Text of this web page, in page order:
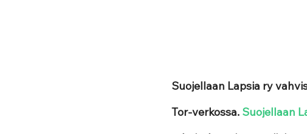
Suojellaan Lapsia ry
Tor-verkossa. Suojellaan